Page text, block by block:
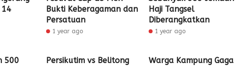
14
Bukti Keberagaman dan
Persatuan
1 year ago
Haji Tangsel
Diberangkatkan
1 year ago
500
Persikutim vs Belitong
Warga Kampung Gaga